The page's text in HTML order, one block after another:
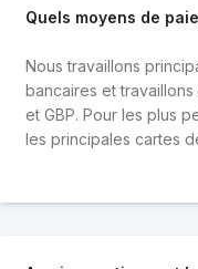
Quels moyens de
Nous travaillons
bancaires et travaillons
et GBP. Pour les plus
les principales cartes